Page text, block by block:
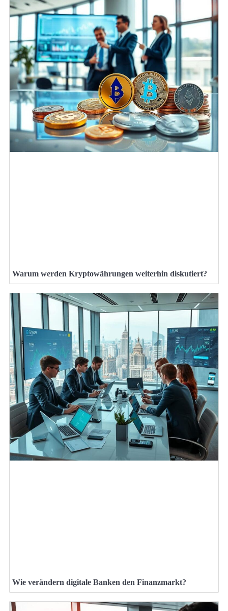
Warum werden Kryptowährungen weiterhin diskutiert?
Wie verändern digitale Banken den Finanzmarkt?